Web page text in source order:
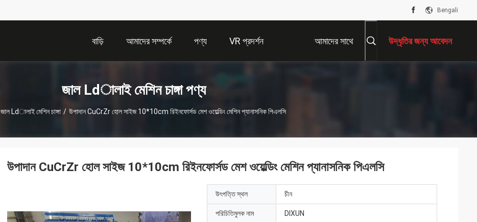
Bengali
বাড়ি আমাদের সম্পর্কে পণ্য VR প্রদর্শন আমাদের সাথে উদ্ধৃতির জন্য আবেদন
জাল Ldালাই মেশিন চাঙ্গা পণ্য
জাল Ldালাই মেশিন চাঙ্গা / উপাদান CuCrZr হোল সাইজ 10*10cm রিইনফোর্সড মেশ ওয়েল্ডিং মেশিন প্যানাসনিক পিএলসি
উপাদান CuCrZr হোল সাইজ 10*10cm রিইনফোর্সড মেশ ওয়েল্ডিং মেশিন প্যানাসনিক পিএলসি
উৎপত্তি স্থল চীন
পরিচিতিমুলক নাম DIXUN